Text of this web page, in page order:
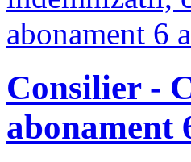
Consilier -
abonament